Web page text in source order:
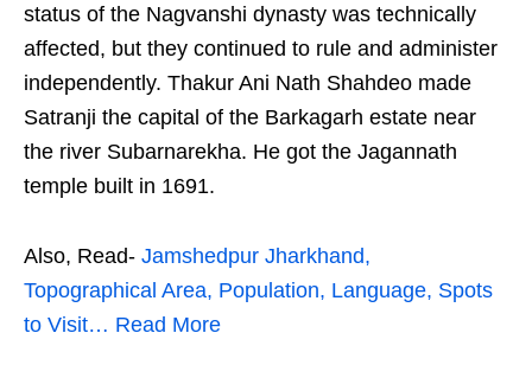
status of the Nagvanshi dynasty was technically
affected, but they continued to rule and administer
independently. Thakur Ani Nath Shahdeo made
Satranji the capital of the Barkagarh estate near
the river Subarnarekha. He got the Jagannath
temple built in 1691.
Also, Read- Jamshedpur Jharkhand,
Topographical Area, Population, Language, Spots
to Visit… Read More